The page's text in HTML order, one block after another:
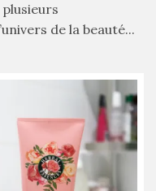
de la beauté...